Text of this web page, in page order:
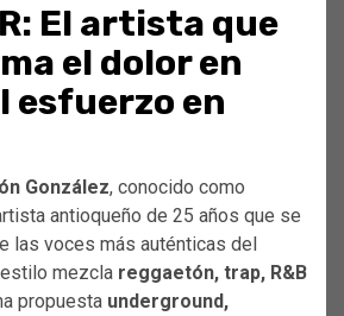
El artista que
el dolor en
esfuerzo en
González, conocido como
antioqueño de 25 años que se
las voces más auténticas del
mezcla reggaetón, trap, R&B
propuesta underground,